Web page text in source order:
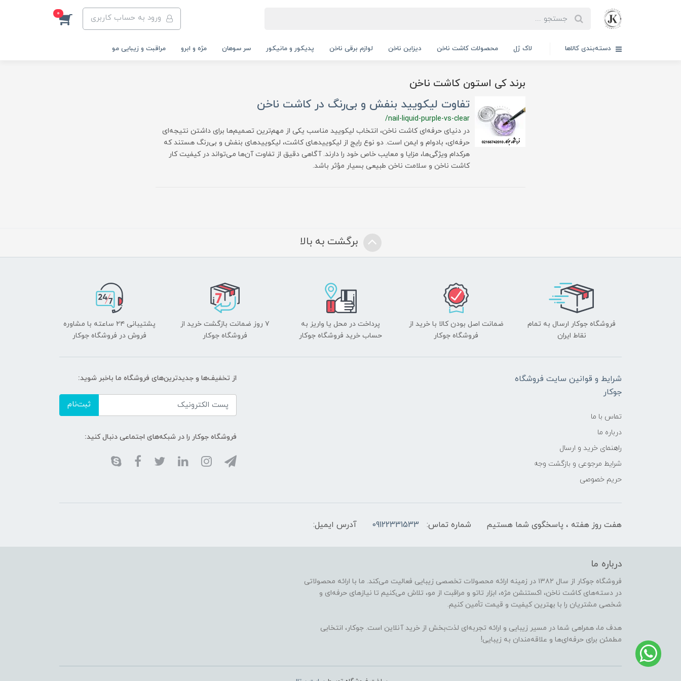
ورود به حساب کاربری 0
دسته‌بندی کالاها لاک ژل محصولات کاشت ناخن دیزاین ناخن لوازم برقی ناخن پدیکور و مانیکور سر سوهان مژه و ابرو مراقبت و زیبایی مو
برند کی استون کاشت ناخن
تفاوت لیکویید بنفش و بی‌رنگ در کاشت ناخن
/nail-liquid-purple-vs-clear
در دنیای حرفه‌ای کاشت ناخن، انتخاب لیکویید مناسب یکی از مهم‌ترین تصمیم‌ها برای داشتن نتیجه‌ای
حرفه‌ای، بادوام و ایمن است. دو نوع رایج از لیکوییدهای کاشت، لیکوییدهای بنفش و بی‌رنگ هستند که
هرکدام ویژگی‌ها، مزایا و معایب خاص خود را دارند. آگاهی دقیق از تفاوت آن‌ها می‌تواند در کیفیت کار
کاشت ناخن و سلامت ناخن طبیعی بسیار مؤثر باشد.
برگشت به بالا
فروشگاه جوکار ارسال به تمام
نقاط ایران
ضمانت اصل بودن کالا با خرید از
فروشگاه جوکار
پرداخت در محل یا واریز به
حساب خرید فروشگاه جوکار
۷ روز ضمانت بازگشت خرید از
فروشگاه جوکار
پشتیبانی ۲۴ ساعته با مشاوره
فروش در فروشگاه جوکار
شرایط و قوانین سایت فروشگاه
جوکار
تماس با ما
درباره ما
راهنمای خرید و ارسال
شرایط مرجوعی و بازگشت وجه
حریم خصوصی
از تخفیف‌ها و جدیدترین‌های فروشگاه ما باخبر شوید:
ثبت‌نام
فروشگاه جوکار را در شبکه‌های اجتماعی دنبال کنید:
هفت روز هفته ، پاسخگوی شما هستیم شماره تماس: 09122331533 آدرس ایمیل:
درباره ما
فروشگاه جوکار از سال ۱۳۸۲ در زمینه ارائه محصولات تخصصی زیبایی فعالیت می‌کند. ما با ارائه محصولاتی
در دسته‌های کاشت ناخن، اکستنشن مژه، ابزار تاتو و مراقبت از مو، تلاش می‌کنیم تا نیازهای حرفه‌ای و
شخصی مشتریان را با بهترین کیفیت و قیمت تأمین کنیم.
هدف ما، همراهی شما در مسیر زیبایی و ارائه تجربه‌ای لذت‌بخش از خرید آنلاین است. جوکار، انتخابی
مطمئن برای حرفه‌ای‌ها و علاقه‌مندان به زیبایی!